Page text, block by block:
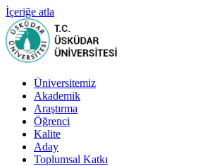
İçeriğe atla
Üniversitemiz
Akademik
Araştırma
Öğrenci
Kalite
Aday
Toplumsal Katkı